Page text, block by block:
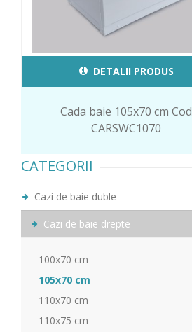
DETALII PRODUS
Cada baie 105x70 cm Cod
CARSWC1070
CATEGORII
Cazi de baie duble
Cazi de baie drepte
100x70 cm
105x70 cm
110x70 cm
110x75 cm